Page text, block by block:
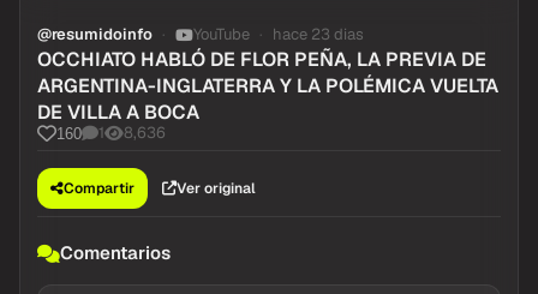
@resumidoinfo YouTube hace 23 dias
OCCHIATO HABLÓ DE FLOR PEÑA, LA PREVIA DE
ARGENTINA-INGLATERRA Y LA POLÉMICA VUELTA
DE VILLA A BOCA
160 1 8,636
Compartir Ver original
Comentarios